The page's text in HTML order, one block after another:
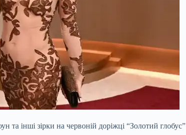
інші зірки на червоній доріжці “Золотий глобус”